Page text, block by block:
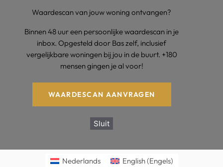
Waardescan van jouw woning ontvangen?
Binnen 48 uur een persoonlijke waardescan in je
inbox. Opgesteld door Bas zelf, inclusief
vergelijkbare woningen bij jou in de buurt. +180
mensen gingen je al voor!
WAARDESCAN AANVRAGEN
Sluit
Nederlands English(Engels)